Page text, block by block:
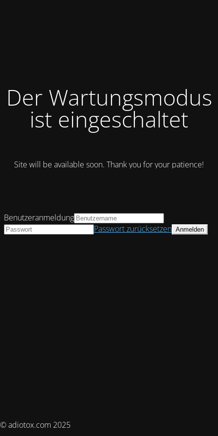
Der Wartungsmodus
ist eingeschaltet
Site will be available soon. Thank you for your patience!
© adiotox.com 2025
Benutzeranmeldung
Passwort zurücksetzen